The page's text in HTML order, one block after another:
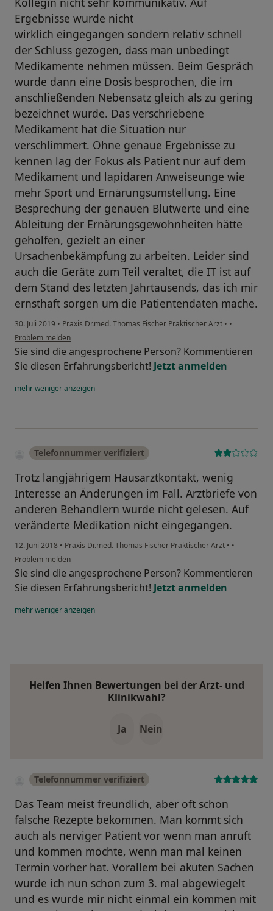
Ergebnisse wurde nicht
wirklich eingegangen sondern relativ schnell
der Schluss gezogen, dass man unbedingt
Medikamente nehmen müssen. Beim Gespräch
wurde dann eine Dosis besprochen, die im
anschließenden Nebensatz gleich als zu gering
bezeichnet wurde. Das verschriebene
Medikament hat die Situation nur
verschlimmert. Ohne genaue Ergebnisse zu
kennen lag der Fokus als Patient nur auf dem
Medikament und lapidaren Anweiseunge wie
mehr Sport und Ernärungsumstellung. Eine
Besprechung der genauen Blutwerte und eine
Ableitung der Ernärungsgewohnheiten hätte
geholfen, gezielt an einer
Ursachenbekämpfung zu arbeiten. Leider sind
auch die Geräte zum Teil veraltet, die IT ist auf
dem Stand des letzten Jahrtausends, das ich mir
ernsthaft sorgen um die Patientendaten mache.
30. Juli 2019 • Praxis Dr.med. Thomas Fischer Praktischer Arzt • •
Problem melden
Sie sind die angesprochene Person? Kommentieren
Sie diesen Erfahrungsbericht! Jetzt anmelden
mehrwenigeranzeigen
Telefonnummer verifiziert
Trotz langjährigem Hausarztkontakt, wenig
Interesse an Änderungen im Fall. Arztbriefe von
anderen Behandlern wurde nicht gelesen. Auf
veränderte Medikation nicht eingegangen.
12. Juni 2018 • Praxis Dr.med. Thomas Fischer Praktischer Arzt • •
Problem melden
Sie sind die angesprochene Person? Kommentieren
Sie diesen Erfahrungsbericht! Jetzt anmelden
mehrwenigeranzeigen
Helfen Ihnen Bewertungen bei der Arzt- und
Klinikwahl?
Ja Nein
Telefonnummer verifiziert
Das Team meist freundlich, aber oft schon
falsche Rezepte bekommen. Man kommt sich
auch als nerviger Patient vor wenn man anruft
und kommen möchte, wenn man mal keinen
Termin vorher hat. Vorallem bei akuten Sachen
wurde ich nun schon zum 3. mal abgewiegelt
und es wurde mir nicht einmal ein kommen mit